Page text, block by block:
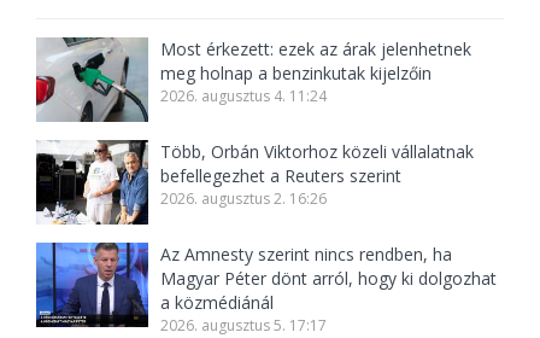
Most érkezett: ezek az árak jelenhetnek
meg holnap a benzinkutak kijelzőin
2026. augusztus 4. 11:24
Több, Orbán Viktorhoz közeli vállalatnak
befellegezhet a Reuters szerint
2026. augusztus 2. 16:26
Az Amnesty szerint nincs rendben, ha
Magyar Péter dönt arról, hogy ki dolgozhat
a közmédiánál
2026. augusztus 5. 17:17